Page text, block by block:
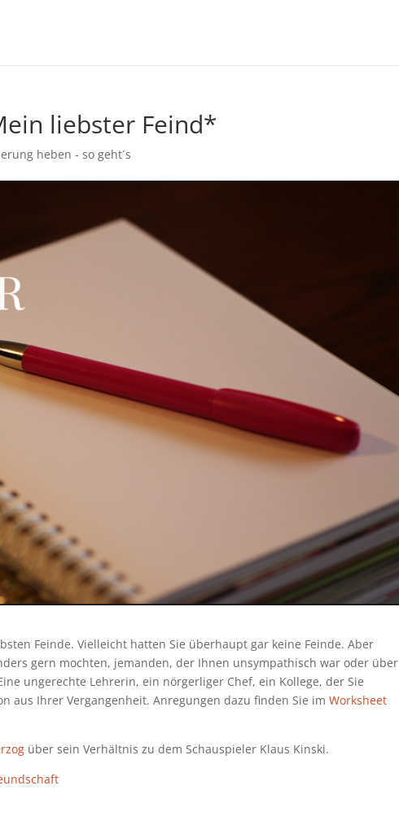
liebster Feind*
heben - so geht´s
Feinde. Vielleicht hatten Sie überhaupt gar keine Feinde. Aber
gern mochten, jemanden, der Ihnen unsympathisch war oder über
ungerechte Lehrerin, ein nörgerliger Chef, ein Kollege, der Sie
aus Ihrer Vergangenheit. Anregungen dazu finden Sie imWorksheet
über sein Verhältnis zu dem Schauspieler Klaus Kinski.